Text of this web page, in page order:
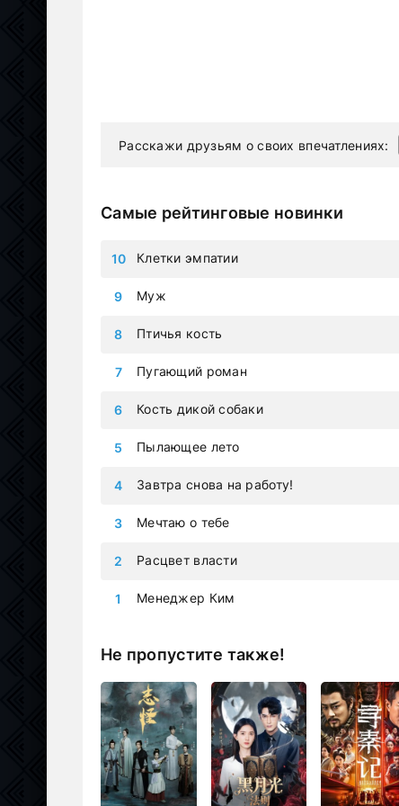
Расскажи друзьям о своих впечатлениях:
Самые рейтинговые новинки
Менеджер Ким
Расцвет власти
Мечтаю о тебе
Завтра снова на работу!
Пылающее лето
Кость дикой собаки
Пугающий роман
Птичья кость
Муж
Клетки эмпатии
Не пропустите также!